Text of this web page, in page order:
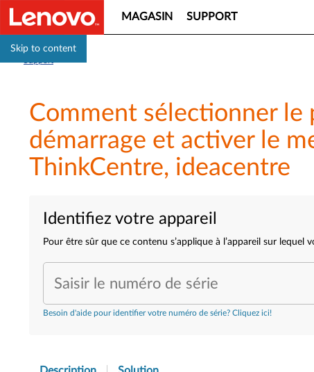
Skip to content
MAGASIN SUPPORT
Comment sélectionner le
démarrage et activer le
ThinkCentre, ideacentre
Identifiez votre appareil
Pour être sûr que ce contenu s’applique à l’appareil sur
Saisir le numéro de série
Besoin d'aide pour identifier votre numéro de série? Cliquez ici!